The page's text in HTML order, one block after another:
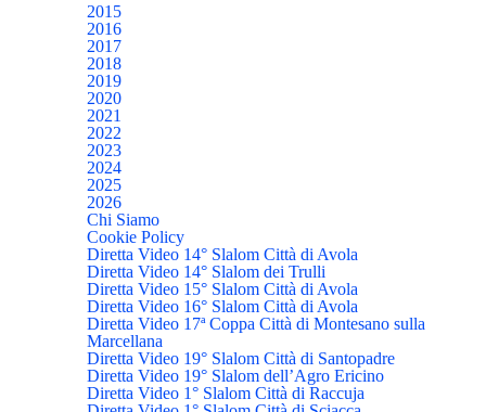
2015
2016
2017
2018
2019
2020
2021
2022
2023
2024
2025
2026
Chi Siamo
Cookie Policy
Diretta Video 14° Slalom Città di Avola
Diretta Video 14° Slalom dei Trulli
Diretta Video 15° Slalom Città di Avola
Diretta Video 16° Slalom Città di Avola
Diretta Video 17ª Coppa Città di Montesano sulla
Marcellana
Diretta Video 19° Slalom Città di Santopadre
Diretta Video 19° Slalom dell’Agro Ericino
Diretta Video 1° Slalom Città di Raccuja